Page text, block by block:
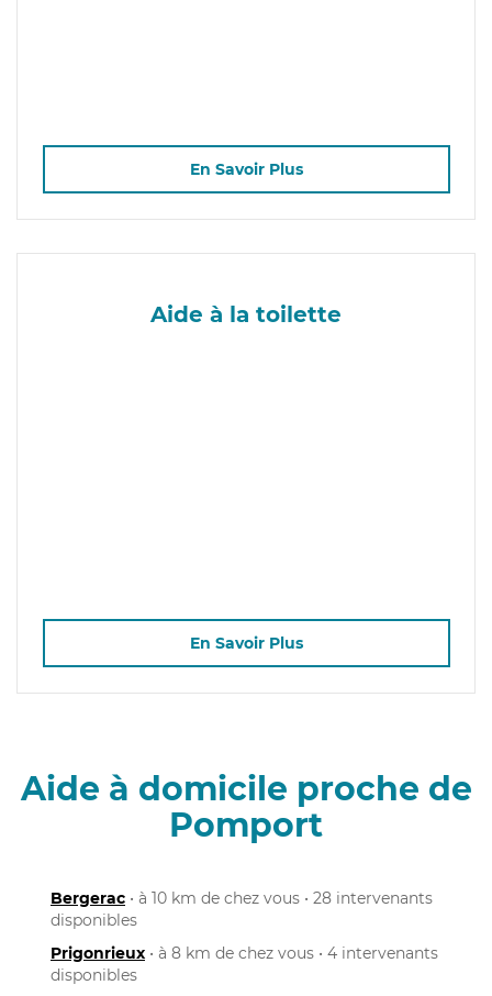
En Savoir Plus
Aide à la toilette
En Savoir Plus
Aide à domicile proche de
Pomport
Bergerac • à 10 km de chez vous • 28 intervenants
disponibles
Prigonrieux • à 8 km de chez vous • 4 intervenants
disponibles